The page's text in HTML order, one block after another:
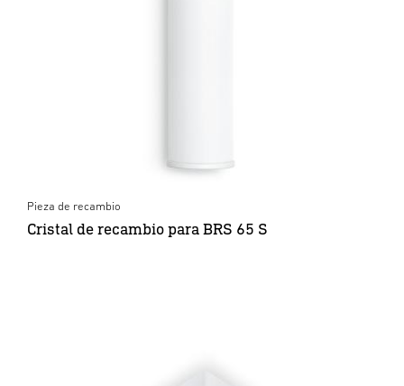
Pieza de recambio
Cristal de recambio para BRS 65 S